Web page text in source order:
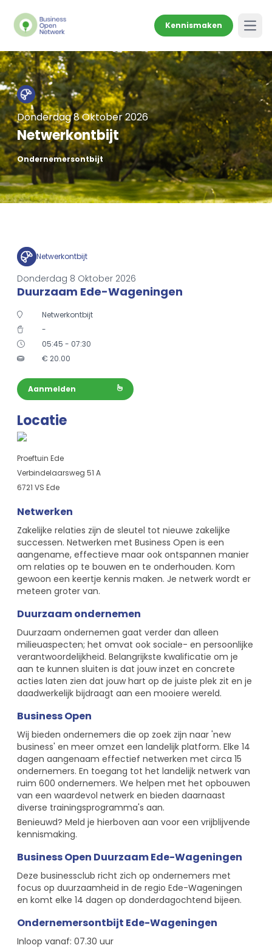
Kennismaken
Donderdag 8 Oktober 2026
Netwerkontbijt
Ondernemersontbijt
Netwerkontbijt
Donderdag 8 Oktober 2026
Duurzaam Ede-Wageningen
Netwerkontbijt
-
05:45 - 07:30
€ 20.00
Aanmelden
Locatie
Proeftuin Ede
Verbindelaarsweg 51 A
6721 VS Ede
Netwerken
Zakelijke relaties zijn de sleutel tot nieuwe zakelijke
successen. Netwerken met Business Open is een
aangename, effectieve maar ook ontspannen manier
om relaties op te bouwen en te onderhouden. Kom
gewoon een keertje kennis maken. Je netwerk wordt er
meteen groter van.
Duurzaam ondernemen
Duurzaam ondernemen gaat verder dan alleen
milieuaspecten; het omvat ook sociale- en persoonlijke
verantwoordelijkheid. Belangrijkste kwalificatie om je
aan te kunnen sluiten is dat jouw inzet en concrete
acties laten zien dat jouw hart op de juiste plek zit en je
daadwerkelijk bijdraagt aan een mooiere wereld.
Business Open
Wij bieden ondernemers die op zoek zijn naar 'new
business' en meer omzet een landelijk platform. Elke 14
dagen aangenaam effectief netwerken met circa 15
ondernemers. En toegang tot het landelijk netwerk van
ruim 600 ondernemers. We helpen met het opbouwen
van een waardevol netwerk en bieden daarnaast
diverse trainingsprogramma's aan.
Benieuwd? Meld je hierboven aan voor een vrijblijvende
kennismaking.
Business Open Duurzaam Ede-Wageningen
Deze businessclub richt zich op ondernemers met
focus op duurzaamheid in de regio Ede-Wageningen
en komt elke 14 dagen op donderdagochtend bijeen.
Ondernemersontbijt Ede-Wageningen
Inloop vanaf: 07.30 uur